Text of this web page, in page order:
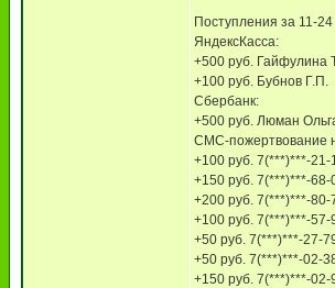
Поступления за 11-
ЯндексКасса:
+500 руб. Гайфулина
+100 руб. Бубнов Г.П.
Сбербанк:
+500 руб. Люман
СМС-пожертвование
+100 руб. 7(***)***-21-
+150 руб. 7(***)***-68-
+200 руб. 7(***)***-80-
+100 руб. 7(***)***-57-
+50 руб. 7(***)***-27-
+50 руб. 7(***)***-02-
+150 руб. 7(***)***-02-